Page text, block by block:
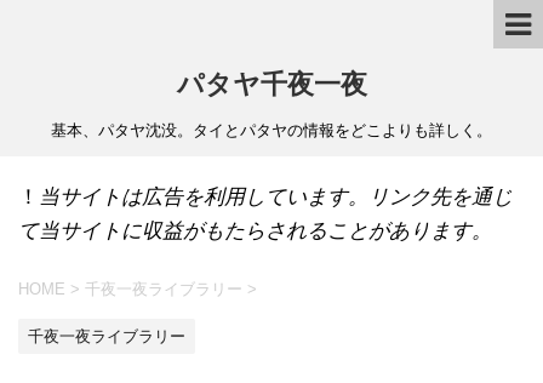
パタヤ千夜一夜
基本、パタヤ沈没。タイとパタヤの情報をどこよりも詳しく。
！ 当サイトは広告を利用しています。リンク先を通じ
て当サイトに収益がもたらされることがあります。
HOME > 千夜一夜ライブラリー >
千夜一夜ライブラリー